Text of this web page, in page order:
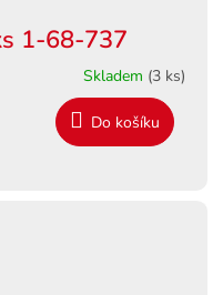
1-68-737
Skladem (3 ks)
Do košíku